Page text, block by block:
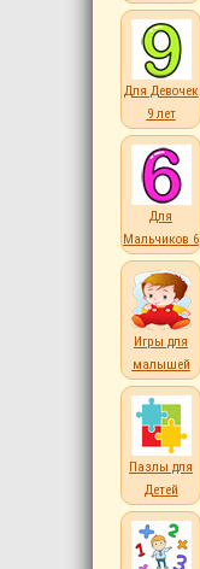
Для Девочек
9 лет
Для
Мальчиков 6
лет
Игры для
малышей
Пазлы для
Детей